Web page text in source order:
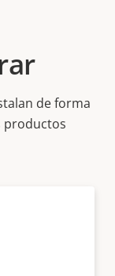
de forma
productos